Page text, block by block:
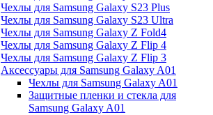
Чехлы для Samsung Galaxy S23 Plus
Чехлы для Samsung Galaxy S23 Ultra
Чехлы для Samsung Galaxy Z Fold4
Чехлы для Samsung Galaxy Z Flip 4
Чехлы для Samsung Galaxy Z Flip 3
Аксессуары для Samsung Galaxy A01
Чехлы для Samsung Galaxy A01
Защитные пленки и стекла для
Samsung Galaxy A01